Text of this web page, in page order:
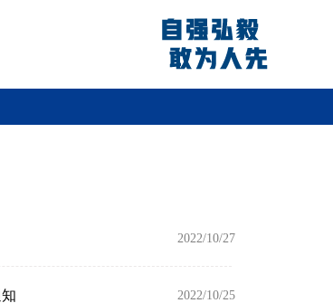
2022/10/27
2022/10/25